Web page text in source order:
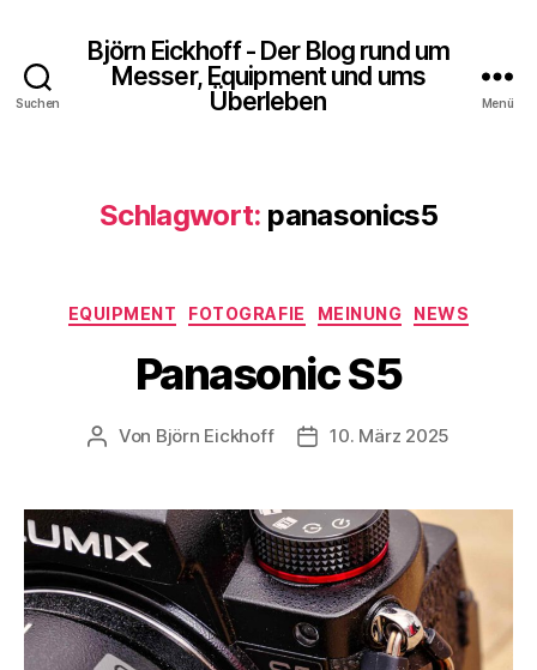
Suchen
Björn Eickhoff - Der Blog rund um
Messer, Equipment und ums
Überleben
Menü
Schlagwort: panasonics5
Kategorien
EQUIPMENT FOTOGRAFIE MEINUNG NEWS
Panasonic S5
Beitragsautor
Von Björn Eickhoff Veröffentlichungsdatum
10. März 2025